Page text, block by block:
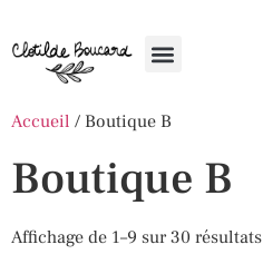
Accueil / Boutique B
Boutique B
Affichage de 1–9 sur 30 résultats